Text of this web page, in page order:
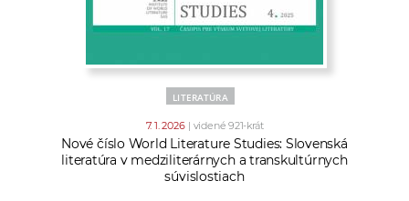
LITERATÚRA
7. 1. 2026 | videné 921-krát
Nové číslo World Literature Studies: Slovenská
literatúra v medziliterárnych a transkultúrnych
súvislostiach